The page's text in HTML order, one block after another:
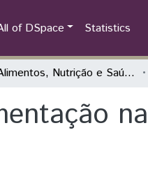
of DSpace Statistics
Alimentos, Nutrição e Saúde no Espaço Escolar